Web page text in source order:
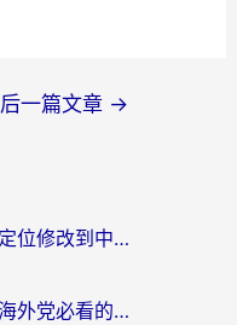
后一篇文章 →
在意大利用小红书怎么把定位修改到中国国内？3个实用技巧+1个靠谱工具帮你搞定
咪咕体育在香港用不了？海外党必看的回国加速器选择指南（附3个真实场景解决方案）